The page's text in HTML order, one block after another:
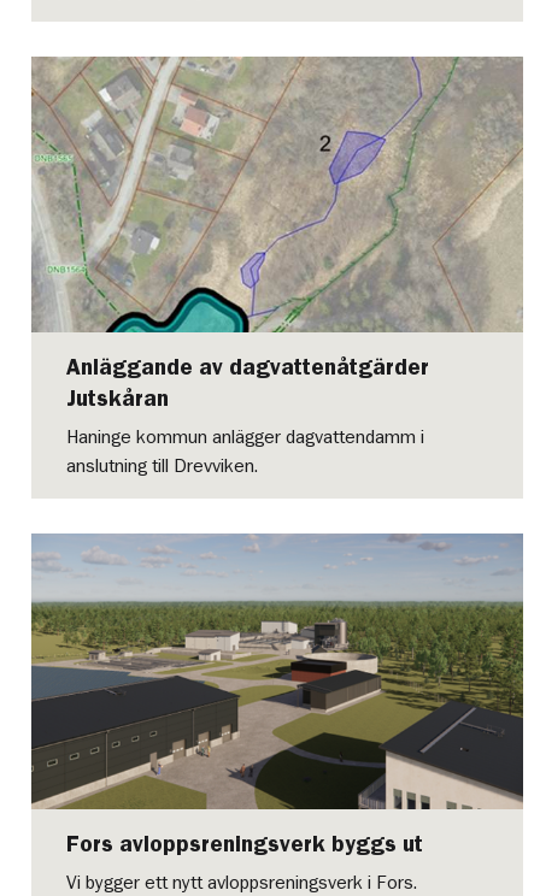
Anläggande av dagvattenåtgärder
Jutskåran
Haninge kommun anlägger dagvattendamm i
anslutning till Drevviken.
Fors avloppsreningsverk byggs ut
Vi bygger ett nytt avloppsreningsverk i Fors.